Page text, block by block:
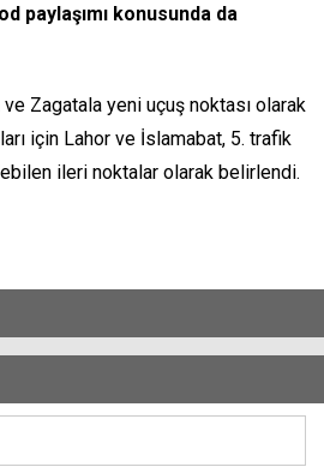
paylaşımı konusunda da
ve Zagatala yeni uçuş noktası olarak
için Lahor ve İslamabat, 5. trafik
ileri noktalar olarak belirlendi.